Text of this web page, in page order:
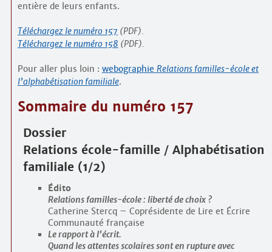
entière de leurs enfants.
Téléchargez le numéro 157(PDF).
Téléchargez le numéro 158 (PDF).
Pour aller plus loin : webographie Relations familles-école et
l’alphabétisation familiale.
Sommaire du numéro 157
Dossier
Relations école-famille / Alphabétisation
familiale (1/2)
Édito
Relations familles-école : liberté de choix ?
Catherine Stercq – Coprésidente de Lire et Écrire
Communauté française
Le rapport à l’écrit.
Quand les attentes scolaires sont en rupture avec